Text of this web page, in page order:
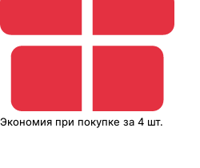
Экономия при покупке за 4 шт.